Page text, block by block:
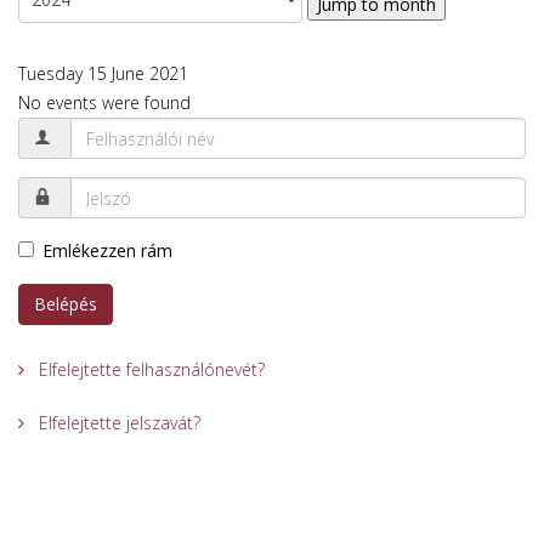
Tuesday 15 June 2021
No events were found
Emlékezzen rám
Belépés
Elfelejtette felhasználónevét?
Elfelejtette jelszavát?